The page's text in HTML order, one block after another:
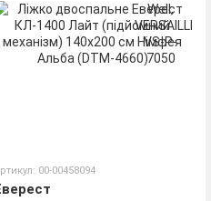
00-00458094